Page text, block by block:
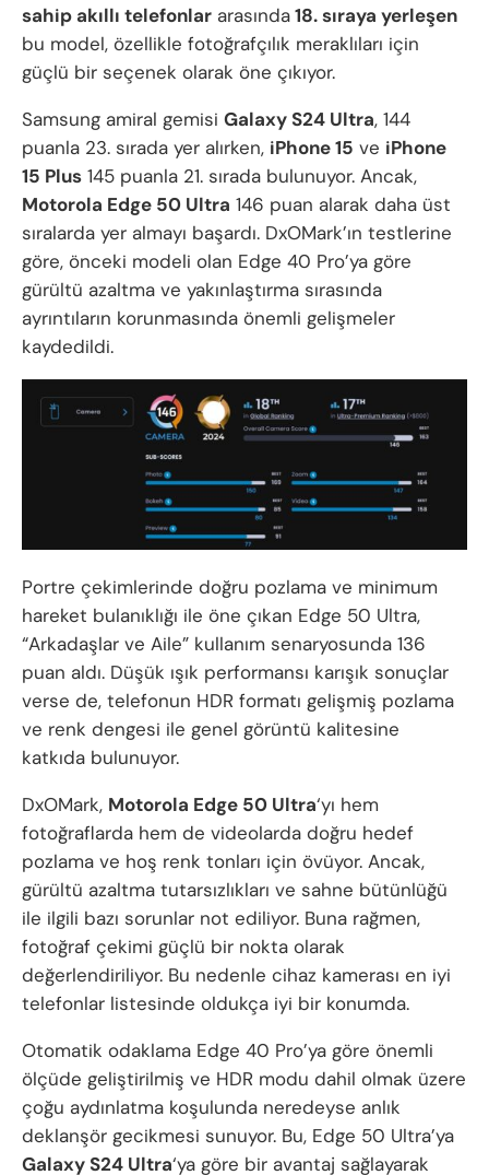
sahip akıllı telefonlar arasında18. sıraya yerleşen
bu model, özellikle fotoğrafçılık meraklıları için
güçlü bir seçenek olarak öne çıkıyor.
Samsung amiral gemisi Galaxy S24 Ultra, 144
puanla 23. sırada yer alırken, iPhone 15 ve iPhone
15 Plus 145 puanla 21. sırada bulunuyor. Ancak,
Motorola Edge 50 Ultra 146 puan alarak daha üst
sıralarda yer almayı başardı. DxOMark’ın testlerine
göre, önceki modeli olan Edge 40 Pro’ya göre
gürültü azaltma ve yakınlaştırma sırasında
ayrıntıların korunmasında önemli gelişmeler
kaydedildi.
Portre çekimlerinde doğru pozlama ve minimum
hareket bulanıklığı ile öne çıkan Edge 50 Ultra,
“Arkadaşlar ve Aile” kullanım senaryosunda 136
puan aldı. Düşük ışık performansı karışık sonuçlar
verse de, telefonun HDR formatı gelişmiş pozlama
ve renk dengesi ile genel görüntü kalitesine
katkıda bulunuyor.
DxOMark, Motorola Edge 50 Ultra‘yı hem
fotoğraflarda hem de videolarda doğru hedef
pozlama ve hoş renk tonları için övüyor. Ancak,
gürültü azaltma tutarsızlıkları ve sahne bütünlüğü
ile ilgili bazı sorunlar not ediliyor. Buna rağmen,
fotoğraf çekimi güçlü bir nokta olarak
değerlendiriliyor. Bu nedenle cihaz kamerası en iyi
telefonlar listesinde oldukça iyi bir konumda.
Otomatik odaklama Edge 40 Pro’ya göre önemli
ölçüde geliştirilmiş ve HDR modu dahil olmak üzere
çoğu aydınlatma koşulunda neredeyse anlık
deklanşör gecikmesi sunuyor. Bu, Edge 50 Ultra’ya
Galaxy S24 Ultra‘ya göre bir avantaj sağlayarak